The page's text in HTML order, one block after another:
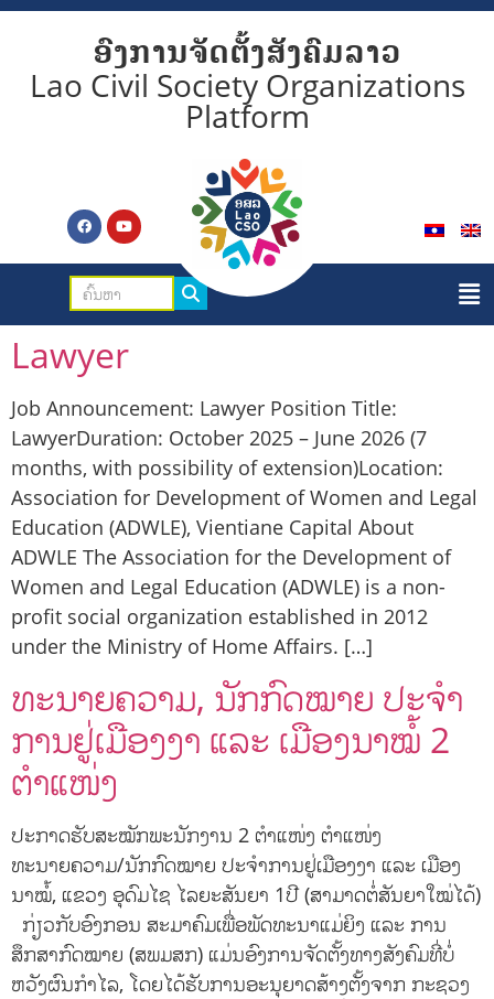
ອົງການຈັດຕັ້ງສັງຄົມລາວ
Lao Civil Society Organizations
Platform
Lawyer
Job Announcement: Lawyer Position Title:
LawyerDuration: October 2025 – June 2026 (7
months, with possibility of extension)Location:
Association for Development of Women and Legal
Education (ADWLE), Vientiane Capital About
ADWLE The Association for the Development of
Women and Legal Education (ADWLE) is a non-
profit social organization established in 2012
under the Ministry of Home Affairs. […]
ທະນາຍຄວາມ, ນັກກົດໝາຍ ປະຈໍາ
ການຢູ່ເມືອງງາ ແລະ ເມືອງນາໝໍ້ 2
ຕໍາແໜ່ງ
ປະກາດຮັບສະໝັກພະນັກງານ 2 ຕໍາແໜ່ງ ຕໍາແໜ່ງ
ທະນາຍຄວາມ/ນັກກົດໝາຍ ປະຈໍາການຢູ່ເມືອງງາ ແລະ ເມືອງ
ນາໝໍ້,​ ແຂວງ ອຸດົມໄຊ ໄລຍະສັນຍາ 1​ປີ (ສາມາດຕໍ່ສັນຍາໃໝ່ໄດ້)
ກ່ຽວກັບອົງກອນ ສະມາຄົມເພື່ອພັດທະນາແມ່ຍິງ ແລະ ການ
ສຶກສາກົດໝາຍ (ສພມສກ) ແມ່ນອົງການຈັດຕັ້ງທາງສັງຄົມທີ່ບໍ່
ຫວັງຜົນກໍາໄລ, ໂດຍໄດ້ຮັບການອະນຸຍາດສ້າງຕັ້ງຈາກ ກະຊວງ